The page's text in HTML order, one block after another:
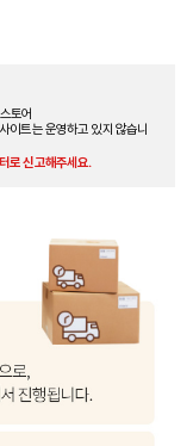
토어
이트는 운영하고 있지 않습니
로 신고해주세요.